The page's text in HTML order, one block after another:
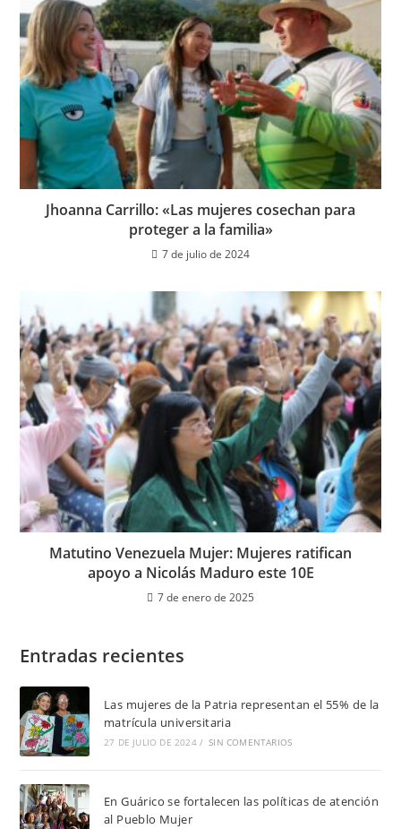
Jhoanna Carrillo: «Las mujeres cosechan para
proteger a la familia»
7 de julio de 2024
Matutino Venezuela Mujer: Mujeres ratifican
apoyo a Nicolás Maduro este 10E
7 de enero de 2025
Entradas recientes
Las mujeres de la Patria representan el 55% de la
matrícula universitaria
27 DE JULIO DE 2024 / SIN COMENTARIOS
En Guárico se fortalecen las políticas de atención
al Pueblo Mujer